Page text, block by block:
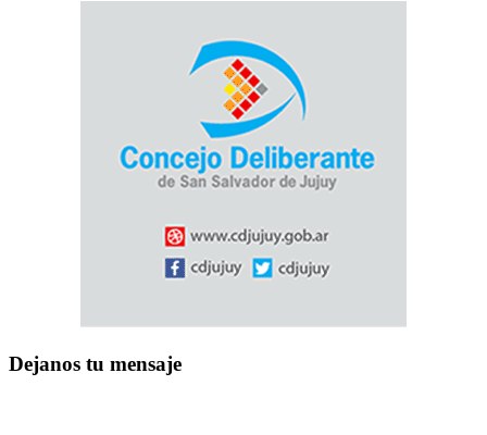
Dejanos tu mensaje